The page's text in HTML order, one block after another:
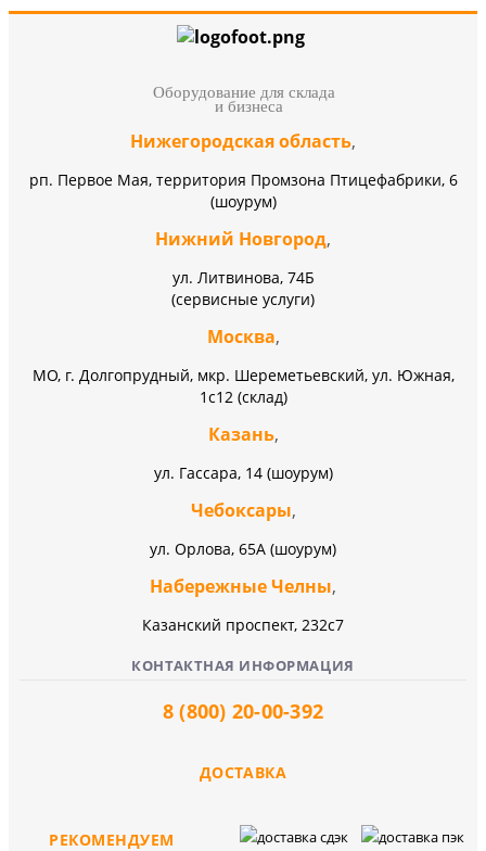
Оборудование для склада
и бизнеса
Нижегородская область,
рп. Первое Мая, территория Промзона Птицефабрики, 6
(шоурум)
Нижний Новгород,
ул. Литвинова, 74Б
(сервисные услуги)
Москва,
МО, г. Долгопрудный, мкр. Шереметьевский, ул. Южная,
1с12 (склад)
Казань,
ул. Гассара, 14 (шоурум)
Чебоксары,
ул. Орлова, 65А (шоурум)
Набережные Челны,
Казанский проспект, 232c7
КОНТАКТНАЯ ИНФОРМАЦИЯ
8 (800) 20-00-392
ДОСТАВКА
РЕКОМЕНДУЕМ